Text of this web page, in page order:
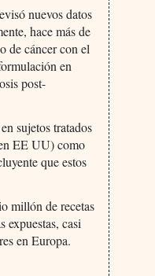
nuevos datos
hace más de
de cáncer con el
en
post-
sujetos tratados
EE UU) como
que estos
millón de recetas
expuestas, casi
en Europa.